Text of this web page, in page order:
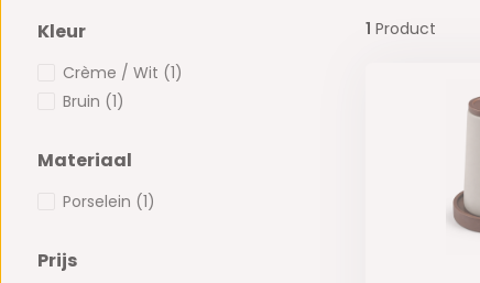
Kleur
Crème / Wit (1)
Bruin (1)
Materiaal
Porselein (1)
Prijs
1 Product